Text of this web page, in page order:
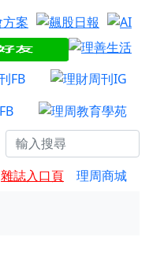
雜誌入口頁 理周商城